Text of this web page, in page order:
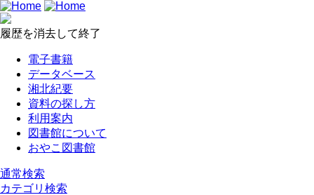
履歴を消去して終了
電子書籍
データベース
湘北紀要
資料の探し方
利用案内
図書館について
おやこ図書館
通常検索
カテゴリ検索